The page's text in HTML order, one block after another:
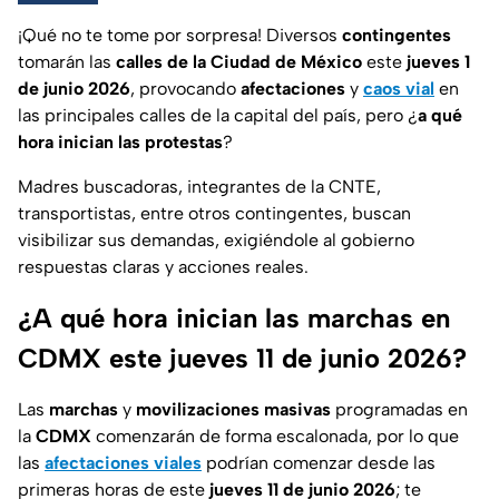
¡Qué no te tome por sorpresa! Diversos contingentes
tomarán las calles de la Ciudad de México este jueves 1
de junio 2026, provocando afectaciones y caos vial en
las principales calles de la capital del país, pero ¿a qué
hora inician las protestas?
Madres buscadoras, integrantes de la CNTE,
transportistas, entre otros contingentes, buscan
visibilizar sus demandas, exigiéndole al gobierno
respuestas claras y acciones reales.
¿A qué hora inician las marchas en
CDMX este jueves 11 de junio 2026?
Las marchas y movilizaciones masivas programadas en
la CDMX comenzarán de forma escalonada, por lo que
las afectaciones viales podrían comenzar desde las
primeras horas de este jueves 11 de junio 2026; te